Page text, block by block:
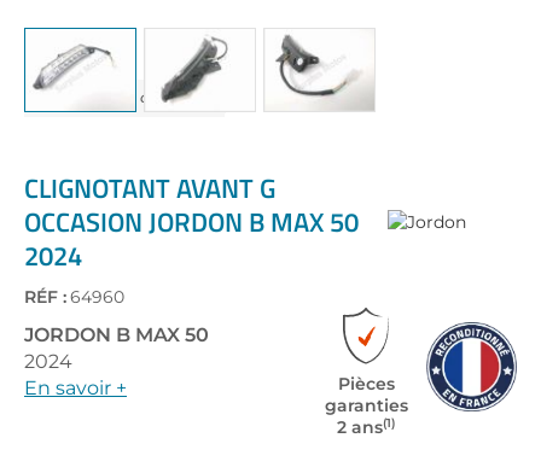
the
beginning
of
the
images
gallery
CLIGNOTANT AVANT G
OCCASION JORDON B MAX 50
2024
RÉF :64960
JORDON B MAX 50
2024
En savoir +
Pièces
garanties
2 ans(1)